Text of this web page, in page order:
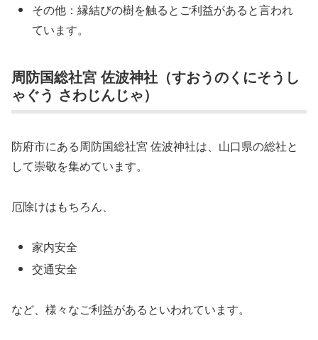
その他：縁結びの樹を触るとご利益があると言われ
ています。
周防国総社宮 佐波神社（すおうのくにそうし
ゃぐう さわじんじゃ）
防府市にある周防国総社宮 佐波神社は、山口県の総社と
して崇敬を集めています。
厄除けはもちろん、
家内安全
交通安全
など、様々なご利益があるといわれています。